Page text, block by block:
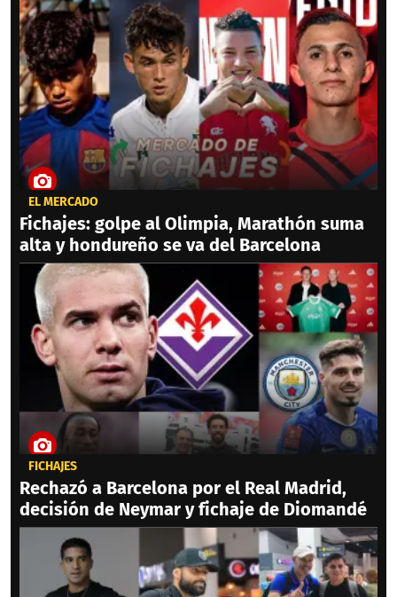
EL MERCADO
Fichajes: golpe al Olimpia, Marathón suma
alta y hondureño se va del Barcelona
FICHAJES
Rechazó a Barcelona por el Real Madrid,
decisión de Neymar y fichaje de Diomandé